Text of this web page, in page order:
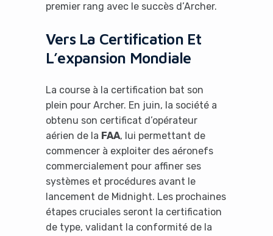
premier rang avec le succès d’Archer.
Vers La Certification Et
L’expansion Mondiale
La course à la certification bat son
plein pour Archer. En juin, la société a
obtenu son certificat d’opérateur
aérien de la FAA, lui permettant de
commencer à exploiter des aéronefs
commercialement pour affiner ses
systèmes et procédures avant le
lancement de Midnight. Les prochaines
étapes cruciales seront la certification
de type, validant la conformité de la